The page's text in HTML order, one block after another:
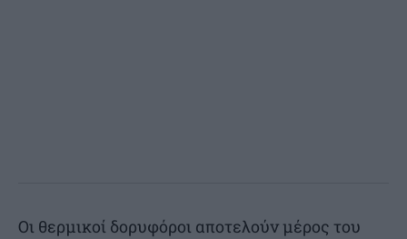
Οι θερμικοί δορυφόροι αποτελούν μέρος του